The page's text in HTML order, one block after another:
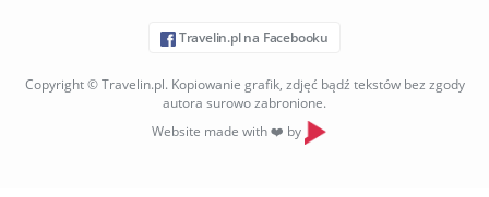
Travelin.pl na Facebooku
Copyright © Travelin.pl. Kopiowanie grafik, zdjęć bądź tekstów bez zgody
autora surowo zabronione.
Website made with ❤️ by